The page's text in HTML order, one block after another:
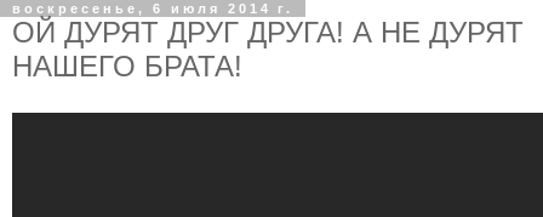
воскресенье, 6 июля 2014 г.
ОЙ ДУРЯТ ДРУГ ДРУГА! А НЕ ДУРЯТ
НАШЕГО БРАТА!